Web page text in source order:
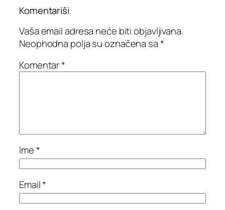
Komentariši
Vaša email adresa neće biti objavljivana.
Neophodna polja su označena sa*
Komentar*
Ime*
Email*